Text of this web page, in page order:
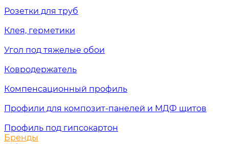
Розетки для труб
Клея, герметики
Угол под тяжелые обои
Ковродержатель
Компенсационный профиль
Профили для композит-панелей и МДФ щитов
Профиль под гипсокартон
Бренды